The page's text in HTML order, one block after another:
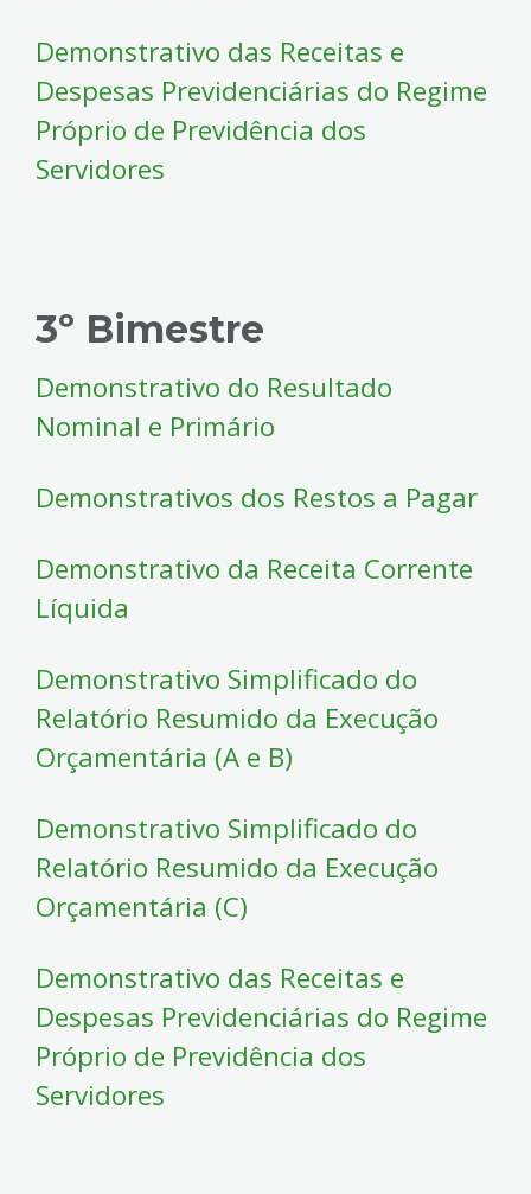
Demonstrativo das Receitas e
Despesas Previdenciárias do Regime
Próprio de Previdência dos
Servidores
3º Bimestre
Demonstrativo do Resultado
Nominal e Primário
Demonstrativos dos Restos a Pagar
Demonstrativo da Receita Corrente
Líquida
Demonstrativo Simplificado do
Relatório Resumido da Execução
Orçamentária (A e B)
Demonstrativo Simplificado do
Relatório Resumido da Execução
Orçamentária (C)
Demonstrativo das Receitas e
Despesas Previdenciárias do Regime
Próprio de Previdência dos
Servidores